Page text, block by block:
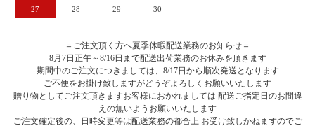
27 28 29 30
＝ご注文頂く方へ夏季休暇配送業務のお知らせ＝
8月7日正午～8/16日まで配送出荷業務のお休みを頂きます
期間中のご注文につきましては、8/17日から順次発送となります
ご不便をお掛け致しますがどうぞよろしくお願いいたします
贈り物としてご注文頂きますお客様におかれましては 配送ご指定日のお間違
えの無いようお願いいたします
ご注文確定後の、日時変更等は配送業務の都合上 お受け致しかねますのでご